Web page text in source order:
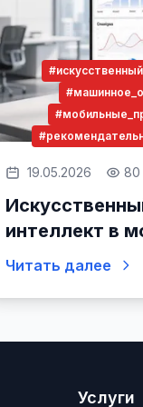
19.05.2026 80
интеллект в
приложениях:
Читать далее
Услуги